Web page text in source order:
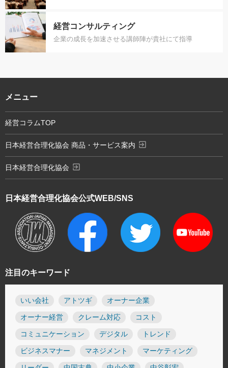
経営コンサルティング
企業の成長を加速させる講師陣が貴社にて指導
注目のキーワード
いい会社 アトツギ オーナー企業
オーナー経営 クレーム対応 コスト
コミュニケーション デジタル トレンド
ビジネスマナー マネジメント マーケティング
日本経営合理化協会公式WEB/SNS
メニュー
経営コラムTOP
日本経営合理化協会 商品・サービス案内 exit_to_app
日本経営合理化協会 exit_to_app